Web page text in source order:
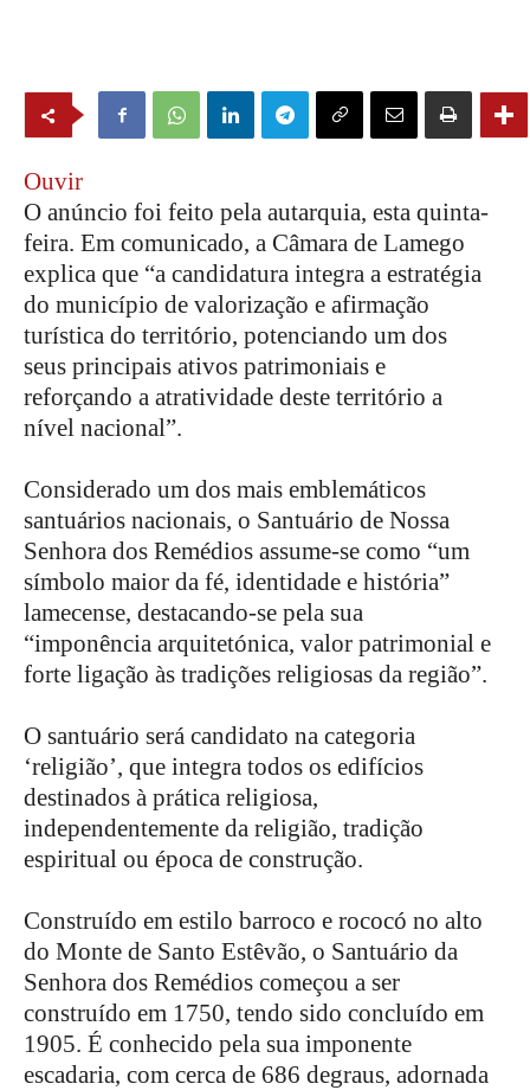
Ouvir
O anúncio foi feito pela autarquia, esta quinta-
feira. Em comunicado, a Câmara de Lamego
explica que “a candidatura integra a estratégia
do município de valorização e afirmação
turística do território, potenciando um dos
seus principais ativos patrimoniais e
reforçando a atratividade deste território a
nível nacional”.
Considerado um dos mais emblemáticos
santuários nacionais, o Santuário de Nossa
Senhora dos Remédios assume-se como “um
símbolo maior da fé, identidade e história”
lamecense, destacando-se pela sua
“imponência arquitetónica, valor patrimonial e
forte ligação às tradições religiosas da região”.
O santuário será candidato na categoria
‘religião’, que integra todos os edifícios
destinados à prática religiosa,
independentemente da religião, tradição
espiritual ou época de construção.
Construído em estilo barroco e rococó no alto
do Monte de Santo Estêvão, o Santuário da
Senhora dos Remédios começou a ser
construído em 1750, tendo sido concluído em
1905. É conhecido pela sua imponente
escadaria, com cerca de 686 degraus, adornada